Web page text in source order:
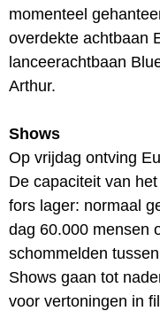
momenteel
overdekte achtbaan
lanceerachtbaan
Arthur.
Shows
Op vrijdag ontving
De capaciteit van
fors lager: normaal
dag 60.000 mensen
schommelden
Shows gaan tot
voor vertoningen in